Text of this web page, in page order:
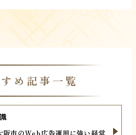
め記事一覧
阪市のWeb広告運用に強い経営